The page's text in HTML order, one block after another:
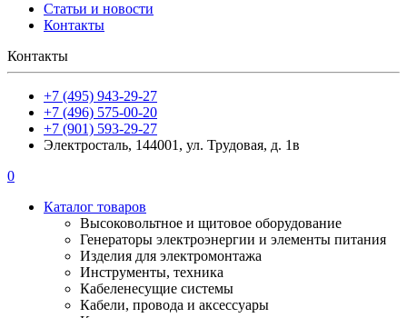
Статьи и новости
Контакты
Контакты
+7 (495) 943-29-27
+7 (496) 575-00-20
+7 (901) 593-29-27
Электросталь, 144001, ул. Трудовая, д. 1в
0
Каталог товаров
Высоковольтное и щитовое оборудование
Генераторы электроэнергии и элементы питания
Изделия для электромонтажа
Инструменты, техника
Кабеленесущие системы
Кабели, провода и аксессуары